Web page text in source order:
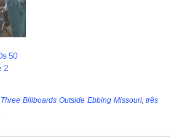
50
2
Three Billboards Outside Ebbing Missouri,três